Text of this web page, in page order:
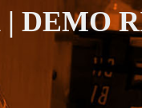
DEMO